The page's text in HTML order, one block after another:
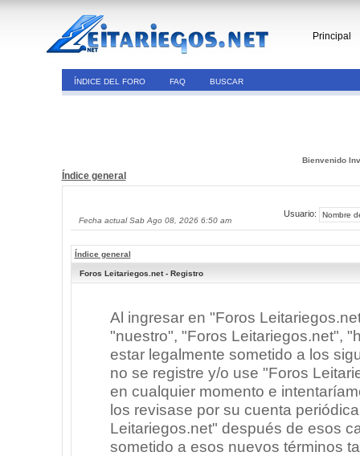
Principal
ÍNDICE DEL FORO FAQ BUSCAR
Bienvenido
Índice general
Fecha actual Sab Ago 08, 2026 6:50 am
Usuario:
Índice general
Foros Leitariegos.net - Registro
Al ingresar en "Foros
"nuestro", "Foros Leitariegos.net",
estar legalmente sometido a los
no se registre y/o use "Foros
en cualquier momento e
los revisase por su cuenta
Leitariegos.net" después de esos
sometido a esos nuevos términos